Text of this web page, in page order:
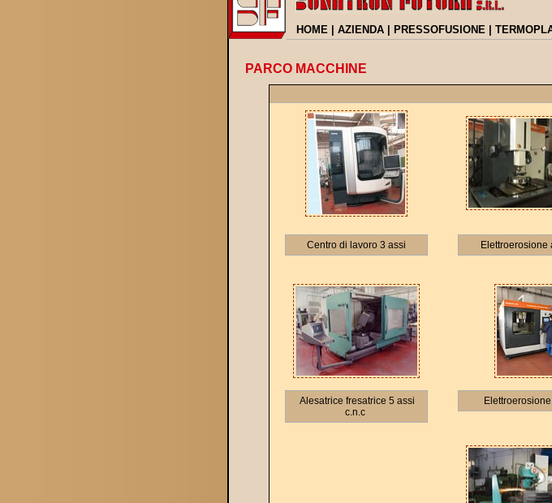
HOME AZIENDA PRESSOFUSIONE
PARCO MACCHINE
Centro di lavoro 3 assi Elettroerosione
Alesatrice fresatrice 5 assi
c.n.c